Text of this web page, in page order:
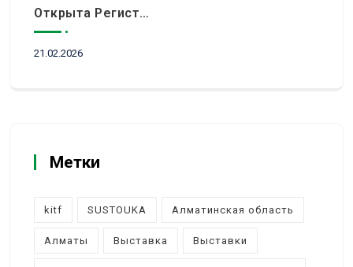
Открыта Регистрация Посетителей На KITF 2026 — Ключевое Событие Туристической Отрасли Центральной Азии
21.02.2026
Метки
kitf SUSTOUKA Алматинская область
Алматы Выставка Выставки